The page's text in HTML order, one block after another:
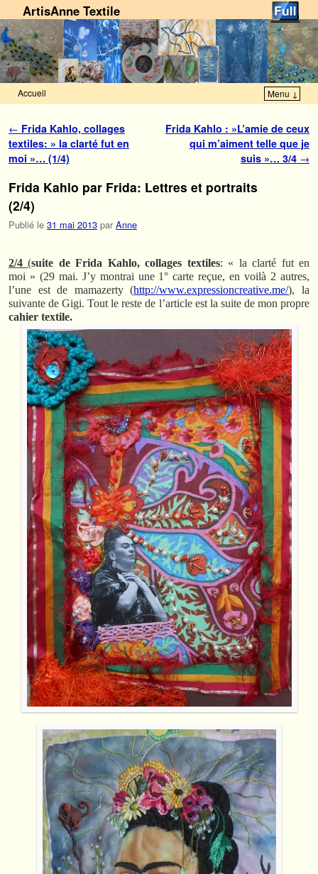
ArtisAnne Textile
Accueil Menu ↓
Navigation des articles
← Frida Kahlo, collages
textiles: » la clarté fut en
moi »… (1/4)
Frida Kahlo : »L’amie de ceux
qui m’aiment telle que je
suis »… 3/4 →
Frida Kahlo par Frida: Lettres et portraits
(2/4)
Publié le 31 mai 2013 par Anne
2/4(suite de Frida Kahlo, collages textiles: « la clarté fut en
moi » (29 mai. J’y montrai une 1° carte reçue, en voilà 2 autres,
l’une est de mamazerty (http://www.expressioncreative.me/), la
suivante de Gigi. Tout le reste de l’article est la suite de mon propre
cahier textile.